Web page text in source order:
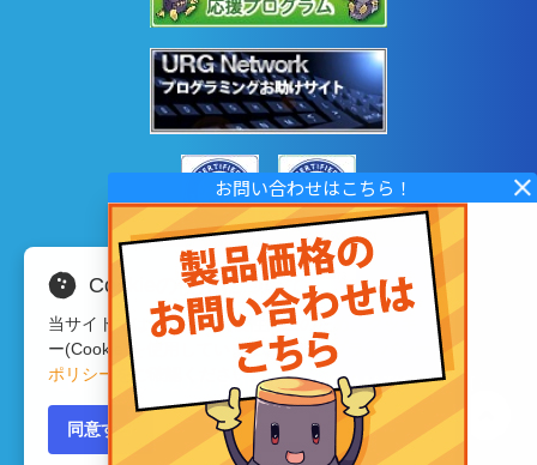
Copyright © 2020 HOKUYO AUTOMATIC CO.LTD
All Rights Reserved.
Cookieの使用について
当サイトではサイトの利便性向上のため、クッキ
ー(Cookie)を使用しています。詳細はプライバシー
ポリシー
をご確認ください。
同意する